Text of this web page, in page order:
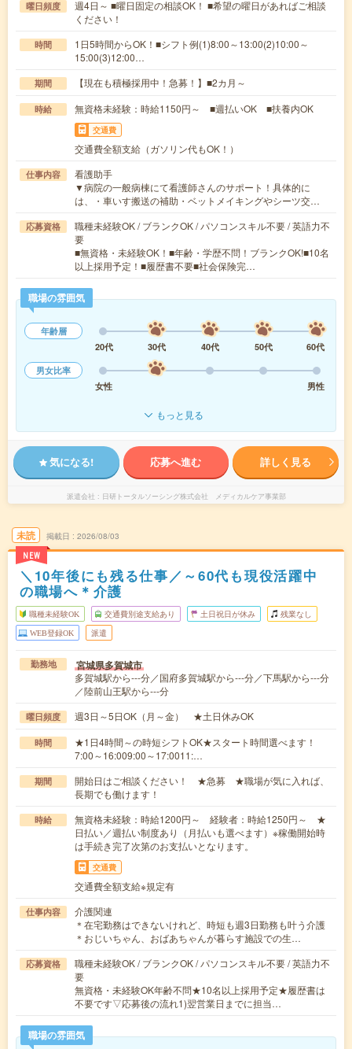
曜日頻度
週4日～ ■曜日固定の相談OK！ ■希望の曜日があればご相談
ください！
時間
1日5時間からOK！■シフト例(1)8:00～13:00(2)10:00～
15:00(3)12:00…
期間 【現在も積極採用中！急募！】■2カ月～
時給 無資格未経験：時給1150円～ ■週払いOK ■扶養内OK
交通費
交通費全額支給（ガソリン代もOK！）
仕事内容
看護助手
▼病院の一般病棟にて看護師さんのサポート！具体的に
は、・車いす搬送の補助・ベットメイキングやシーツ交…
応募資格
職種未経験OK / ブランクOK / パソコンスキル不要 / 英語力不
要
■無資格・未経験OK！■年齢・学歴不問！ブランクOK!■10名
以上採用予定！■履歴書不要■社会保険完…
職場の雰囲気
年齢層
20代
30代 40代 50代
60代
男女比率
女性
男性
もっと見る
気になる! 応募へ進む 詳しく見る
派遣会社 日研トータルソーシング株式会社 メディカルケア事業部
未読
NEW
掲載日 2026/08/03
＼10年後にも残る仕事／～60代も現役活躍中
の職場へ＊介護
職種未経験OK 交通費別途支給あり 土日祝日が休み 残業なし
WEB登録OK 派遣
勤務地 宮城県多賀城市
多賀城駅から---分／国府多賀城駅から---分／下馬駅から---分
／陸前山王駅から---分
曜日頻度 週3日～5日OK（月～金） ★土日休みOK
時間
★1日4時間～の時短シフトOK★スタート時間選べます！
7:00～16:009:00～17:0011:…
期間
開始日はご相談ください！ ★急募 ★職場が気に入れば、
長期でも働けます！
時給
無資格未経験：時給1200円～ 経験者：時給1250円～ ★
日払い／週払い制度あり（月払いも選べます）※稼働開始時
は手続き完了次第のお支払いとなります。
交通費
交通費全額支給※規定有
仕事内容
介護関連
＊在宅勤務はできないけれど、時短も週3日勤務も叶う介護
＊おじいちゃん、おばあちゃんが暮らす施設での生…
応募資格
職種未経験OK / ブランクOK / パソコンスキル不要 / 英語力不
要
無資格・未経験OK年齢不問★10名以上採用予定★履歴書は
不要です▽応募後の流れ1)翌営業日までに担当…
職場の雰囲気